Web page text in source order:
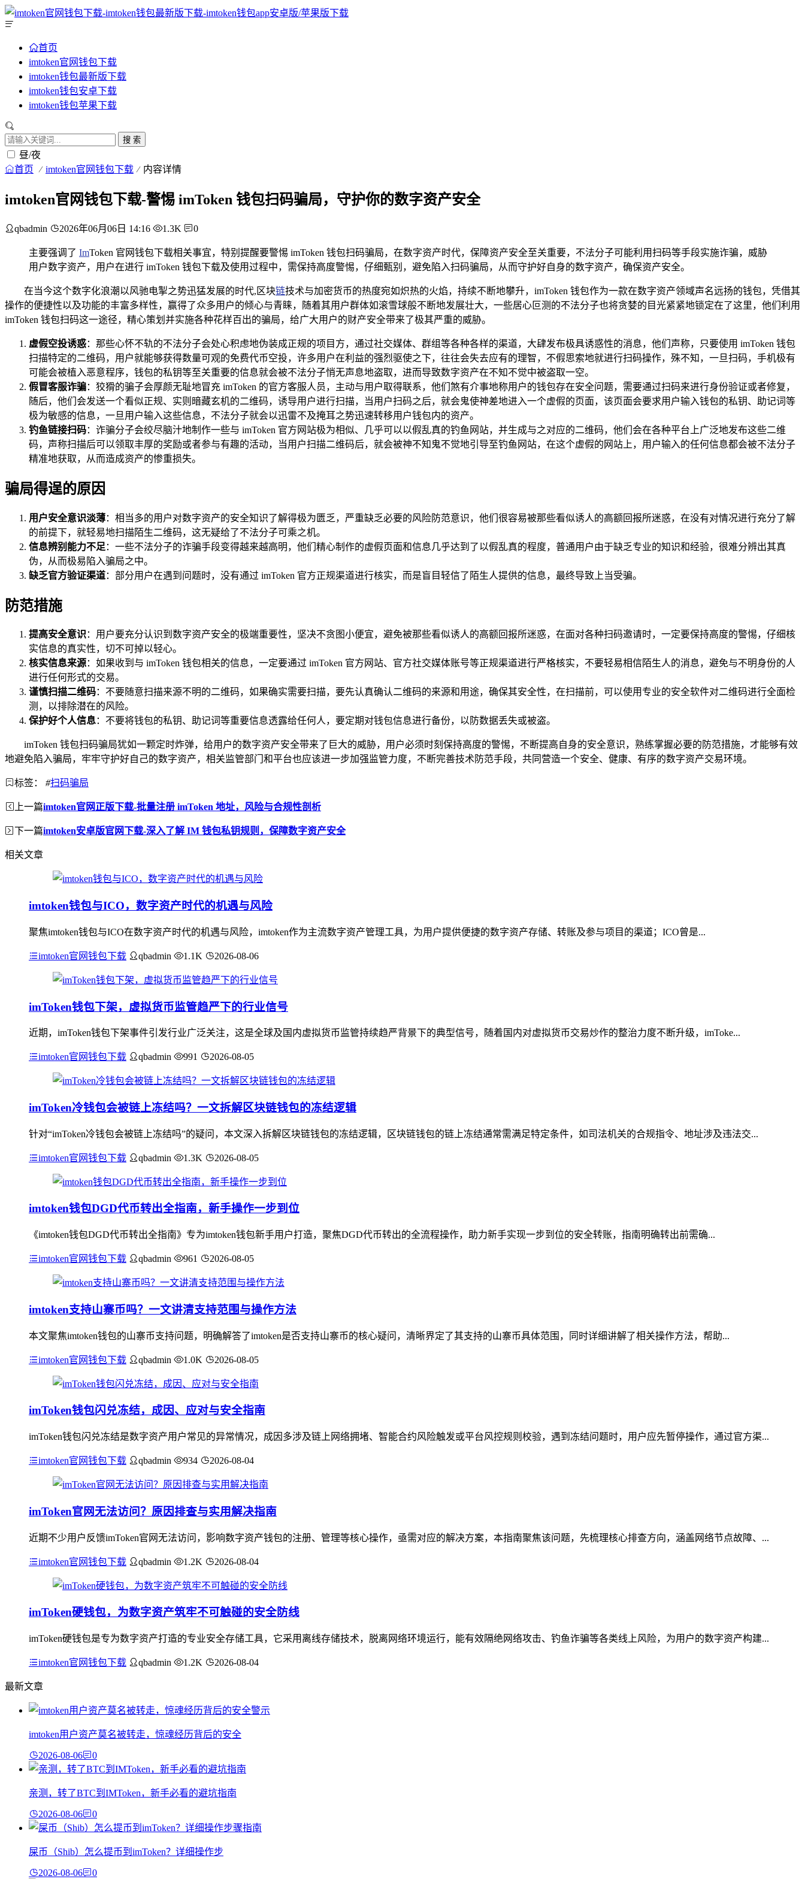
首页
imtoken官网钱包下载
imtoken钱包最新版下载
imtoken钱包安卓下载
imtoken钱包苹果下载
搜 索
昼/夜
首页 imtoken官网钱包下载 内容详情
imtoken官网钱包下载-警惕 imToken 钱包扫码骗局，守护你的数字资产安全
qbadmin 2026年06月06日 14:16 1.3K 0
主要强调了 ImToken 官网钱包下载相关事宜，特别提醒要警惕 imToken 钱包扫码骗局，在数字资产时代，保障资产安全至关重要，不法分子可能利用扫码等手段实施诈骗，威胁
用户数字资产，用户在进行 imToken 钱包下载及使用过程中，需保持高度警惕，仔细甄别，避免陷入扫码骗局，从而守护好自身的数字资产，确保资产安全。
在当今这个数字化浪潮以风驰电掣之势迅猛发展的时代,区块链技术与加密货币的热度宛如炽热的火焰，持续不断地攀升，imToken 钱包作为一款在数字资产领域声名远扬的钱包，凭借其
操作的便捷性以及功能的丰富多样性，赢得了众多用户的倾心与青睐，随着其用户群体如滚雪球般不断地发展壮大，一些居心叵测的不法分子也将贪婪的目光紧紧地锁定在了这里，他们利用
imToken 钱包扫码这一途径，精心策划并实施各种花样百出的骗局，给广大用户的财产安全带来了极其严重的威胁。
虚假空投诱惑：那些心怀不轨的不法分子会处心积虑地伪装成正规的项目方，通过社交媒体、群组等各种各样的渠道，大肆发布极具诱惑性的消息，他们声称，只要使用 imToken 钱包
扫描特定的二维码，用户就能够获得数量可观的免费代币空投，许多用户在利益的强烈驱使之下，往往会失去应有的理智，不假思索地就进行扫码操作，殊不知，一旦扫码，手机极有
可能会被植入恶意程序，钱包的私钥等至关重要的信息就会被不法分子悄无声息地盗取，进而导致数字资产在不知不觉中被盗取一空。
假冒客服诈骗：狡猾的骗子会厚颜无耻地冒充 imToken 的官方客服人员，主动与用户取得联系，他们煞有介事地称用户的钱包存在安全问题，需要通过扫码来进行身份验证或者修复，
随后，他们会发送一个看似正规、实则暗藏玄机的二维码，诱导用户进行扫描，当用户扫码之后，就会鬼使神差地进入一个虚假的页面，该页面会要求用户输入钱包的私钥、助记词等
极为敏感的信息，一旦用户输入这些信息，不法分子就会以迅雷不及掩耳之势迅速转移用户钱包内的资产。
钓鱼链接扫码：诈骗分子会绞尽脑汁地制作一些与 imToken 官方网站极为相似、几乎可以以假乱真的钓鱼网站，并生成与之对应的二维码，他们会在各种平台上广泛地发布这些二维
码，声称扫描后可以领取丰厚的奖励或者参与有趣的活动，当用户扫描二维码后，就会被神不知鬼不觉地引导至钓鱼网站，在这个虚假的网站上，用户输入的任何信息都会被不法分子
精准地获取，从而造成资产的惨重损失。
骗局得逞的原因
用户安全意识淡薄：相当多的用户对数字资产的安全知识了解得极为匮乏，严重缺乏必要的风险防范意识，他们很容易被那些看似诱人的高额回报所迷惑，在没有对情况进行充分了解
的前提下，就轻易地扫描陌生二维码，这无疑给了不法分子可乘之机。
信息辨别能力不足 ：一些不法分子的诈骗手段变得越来越高明，他们精心制作的虚假页面和信息几乎达到了以假乱真的程度，普通用户由于缺乏专业的知识和经验，很难分辨出其真
伪，从而极易陷入骗局之中。
缺乏官方验证渠道：部分用户在遇到问题时，没有通过 imToken 官方正规渠道进行核实，而是盲目轻信了陌生人提供的信息，最终导致上当受骗。
防范措施
提高安全意识：用户要充分认识到数字资产安全的极端重要性，坚决不贪图小便宜，避免被那些看似诱人的高额回报所迷惑，在面对各种扫码邀请时，一定要保持高度的警惕，仔细核
实信息的真实性，切不可掉以轻心。
核实信息来源：如果收到与 imToken 钱包相关的信息，一定要通过 imToken 官方网站、官方社交媒体账号等正规渠道进行严格核实，不要轻易相信陌生人的消息，避免与不明身份的人
进行任何形式的交易。
谨慎扫描二维码：不要随意扫描来源不明的二维码，如果确实需要扫描，要先认真确认二维码的来源和用途，确保其安全性，在扫描前，可以使用专业的安全软件对二维码进行全面检
测，以排除潜在的风险。
保护好个人信息：不要将钱包的私钥、助记词等重要信息透露给任何人，要定期对钱包信息进行备份，以防数据丢失或被盗。
imToken 钱包扫码骗局犹如一颗定时炸弹，给用户的数字资产安全带来了巨大的威胁，用户必须时刻保持高度的警惕，不断提高自身的安全意识，熟练掌握必要的防范措施，才能够有效
地避免陷入骗局，牢牢守护好自己的数字资产，相关监管部门和平台也应该进一步加强监管力度，不断完善技术防范手段，共同营造一个安全、健康、有序的数字资产交易环境。
标签： #扫码骗局
上一篇imtoken官网正版下载-批量注册 imToken 地址，风险与合规性剖析
下一篇imtoken安卓版官网下载-深入了解 IM 钱包私钥规则，保障数字资产安全
相关文章
imtoken钱包与ICO，数字资产时代的机遇与风险
聚焦imtoken钱包与ICO在数字资产时代的机遇与风险，imtoken作为主流数字资产管理工具，为用户提供便捷的数字资产存储、转账及参与项目的渠道；ICO曾是...
imtoken官网钱包下载 qbadmin 1.1K 2026-08-06
imToken钱包下架，虚拟货币监管趋严下的行业信号
近期，imToken钱包下架事件引发行业广泛关注，这是全球及国内虚拟货币监管持续趋严背景下的典型信号，随着国内对虚拟货币交易炒作的整治力度不断升级，imToke...
imtoken官网钱包下载 qbadmin 991 2026-08-05
imToken冷钱包会被链上冻结吗？一文拆解区块链钱包的冻结逻辑
针对“imToken冷钱包会被链上冻结吗”的疑问，本文深入拆解区块链钱包的冻结逻辑，区块链钱包的链上冻结通常需满足特定条件，如司法机关的合规指令、地址涉及违法交...
imtoken官网钱包下载 qbadmin 1.3K 2026-08-05
imtoken钱包DGD代币转出全指南，新手操作一步到位
《imtoken钱包DGD代币转出全指南》专为imtoken钱包新手用户打造，聚焦DGD代币转出的全流程操作，助力新手实现一步到位的安全转账，指南明确转出前需确...
imtoken官网钱包下载 qbadmin 961 2026-08-05
imtoken支持山寨币吗？一文讲清支持范围与操作方法
本文聚焦imtoken钱包的山寨币支持问题，明确解答了imtoken是否支持山寨币的核心疑问，清晰界定了其支持的山寨币具体范围，同时详细讲解了相关操作方法，帮助...
imtoken官网钱包下载 qbadmin 1.0K 2026-08-05
imToken钱包闪兑冻结，成因、应对与安全指南
imToken钱包闪兑冻结是数字资产用户常见的异常情况，成因多涉及链上网络拥堵、智能合约风险触发或平台风控规则校验，遇到冻结问题时，用户应先暂停操作，通过官方渠...
imtoken官网钱包下载 qbadmin 934 2026-08-04
imToken官网无法访问？原因排查与实用解决指南
近期不少用户反馈imToken官网无法访问，影响数字资产钱包的注册、管理等核心操作，亟需对应的解决方案，本指南聚焦该问题，先梳理核心排查方向，涵盖网络节点故障、...
imtoken官网钱包下载 qbadmin 1.2K 2026-08-04
imToken硬钱包，为数字资产筑牢不可触碰的安全防线
imToken硬钱包是专为数字资产打造的专业安全存储工具，它采用离线存储技术，脱离网络环境运行，能有效隔绝网络攻击、钓鱼诈骗等各类线上风险，为用户的数字资产构建...
imtoken官网钱包下载 qbadmin 1.2K 2026-08-04
最新文章
imtoken用户资产莫名被转走，惊魂经历背后的安全
2026-08-06 0
亲测，转了BTC到IMToken，新手必看的避坑指南
2026-08-06 0
屎币（Shib）怎么提币到imToken？详细操作步
2026-08-06 0